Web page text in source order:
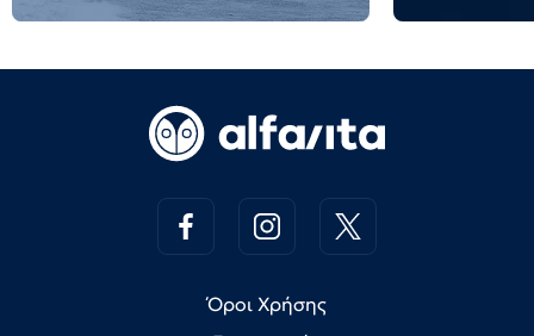
Όροι Χρήσης